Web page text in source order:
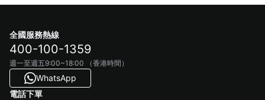
全國服務熱線
400-100-1359
週一至週五9:00~18:00 （香港時間）
WhatsApp
電話下單